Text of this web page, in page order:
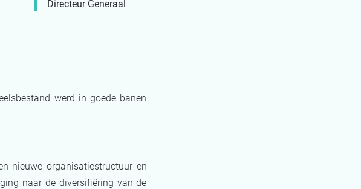
Directeur Generaal
werd in goede banen
nieuwe organisatiestructuur en
naar de diversifiëring van de